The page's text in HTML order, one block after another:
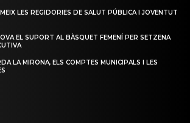
LES REGIDORIES DE SALUT PÚBLICA I JOVENTUT
EL SUPORT AL BÀSQUET FEMENÍ PER SETZENA
LA MIRONA, ELS COMPTES MUNICIPALS I LES